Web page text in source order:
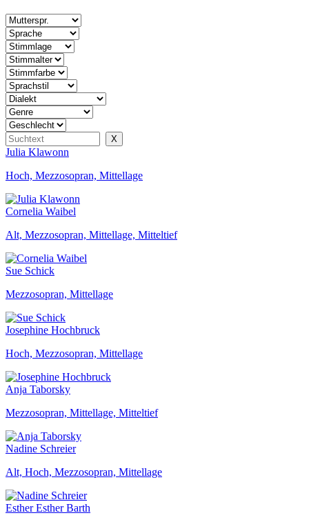
Julia Klawonn
Hoch, Mezzosopran, Mittellage
Cornelia Waibel
Alt, Mezzosopran, Mittellage, Mitteltief
Sue Schick
Mezzosopran, Mittellage
Josephine Hochbruck
Hoch, Mezzosopran, Mittellage
Anja Taborsky
Mezzosopran, Mittellage, Mitteltief
Nadine Schreier
Alt, Hoch, Mezzosopran, Mittellage
Esther Esther Barth